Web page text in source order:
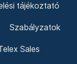
tájékoztató
Szabályzatok
Sales